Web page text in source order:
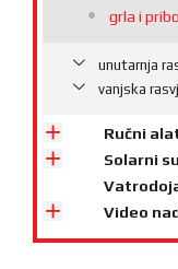
grla i
unutarnja
vanjska
Ručni
Solarni
Video